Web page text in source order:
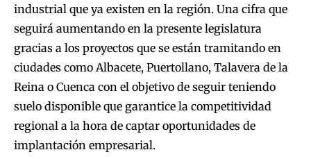
industrial que ya existen en la región. Una cifra que
seguirá aumentando en la presente legislatura
gracias a los proyectos que se están tramitando en
ciudades como Albacete, Puertollano, Talavera de la
Reina o Cuenca con el objetivo de seguir teniendo
suelo disponible que garantice la competitividad
regional a la hora de captar oportunidades de
implantación empresarial.